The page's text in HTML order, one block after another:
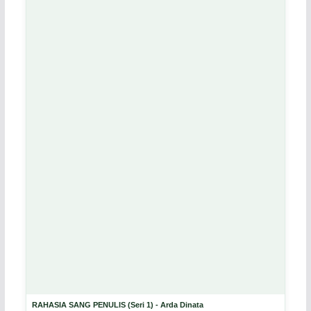
RAHASIA SANG PENULIS (Seri 1) - Arda Dinata